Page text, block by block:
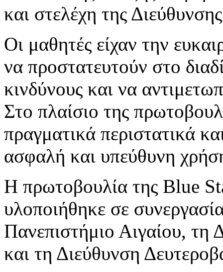
και στελέχη της
Οι μαθητές είχαν την
να προστατευτούν στο
κινδύνους και να
Στο πλαίσιο της
πραγματικά περιστατικά
ασφαλή και υπεύθυνη
Η πρωτοβουλία της Blue
υλοποιήθηκε σε
Πανεπιστήμιο Αιγαίου, τη
και τη Διεύθυνση